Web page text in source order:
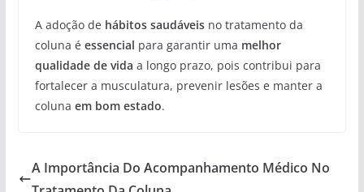
A adoção de hábitos saudáveisno tratamento da
coluna é essencial para garantir uma melhor
qualidade de vida a longo prazo, pois contribui para
fortalecer a musculatura, prevenir lesões e manter a
coluna em bom estado.
A Importância Do Acompanhamento Médico No